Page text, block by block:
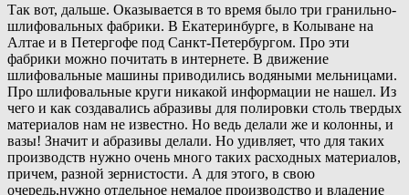
Так вот, дальше. Оказывается в то время было три гранильно-
шлифовальных фабрики. В Екатеринбурге, в Колыване на
Алтае и в Петергофе под Санкт-Петербургом. Про эти
фабрики можно почитать в интернете. В движение
шлифовальные машины приводились водяными мельницами.
Про шлифовальные круги никакой информации не нашел. Из
чего и как создавались абразивы для полировки столь твердых
материалов нам не известно. Но ведь делали же и колонны, и
вазы! Значит и абразивы делали. Но удивляет, что для таких
производств нужно очень много таких расходных материалов,
причем, разной зернистости. А для этого, в свою
очередь,нужно отдельное немалое производство и владение